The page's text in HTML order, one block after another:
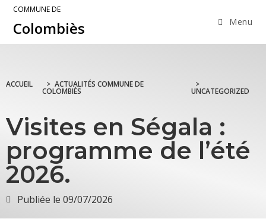
COMMUNE DE
Colombiès Menu
ACCUEIL > ACTUALITÉS COMMUNE DE
COLOMBIÈS
>
UNCATEGORIZED
Visites en Ségala :
programme de l’été
2026.
Publiée le 09/07/2026